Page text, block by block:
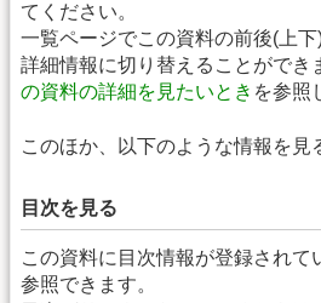
てください。
一覧ページでこの資料の前後(上
詳細情報に切り替えることができ
の資料の詳細を見たいとき を参照
このほか、以下のような情報を見
目次を見る
この資料に目次情報が登録されて
参照できます。